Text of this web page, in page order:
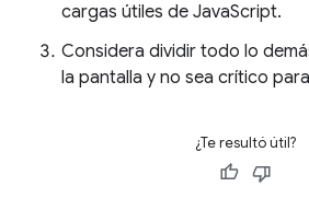
cargas útiles de JavaScript.
Considera dividir todo lo
la pantalla y no sea crítico
¿Te resultó útil?